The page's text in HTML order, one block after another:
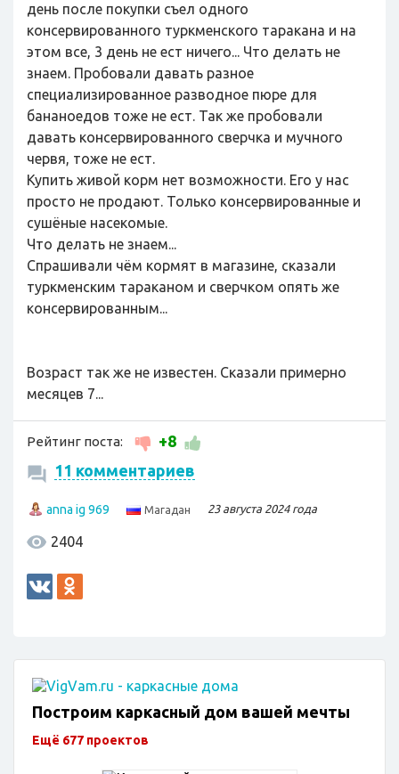
день после покупки съел одного
консервированного туркменского таракана и на
этом все, 3 день не ест ничего... Что делать не
знаем. Пробовали давать разное
специализированное разводное пюре для
бананоедов тоже не ест. Так же пробовали
давать консервированного сверчка и мучного
червя, тоже не ест.
Купить живой корм нет возможности. Его у нас
просто не продают. Только консервированные и
сушёные насекомые.
Что делать не знаем...
Спрашивали чём кормят в магазине, сказали
туркменским тараканом и сверчком опять же
консервированным...
Возраст так же не известен. Сказали примерно
месяцев 7...
Рейтинг поста:
+8
11 комментариев
anna ig 969 Магадан 23 августа 2024 года
2404
Построим каркасный дом вашей мечты
Ещё 677 проектов